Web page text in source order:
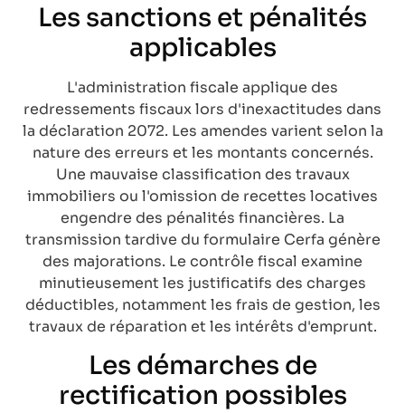
Les sanctions et pénalités
applicables
L'administration fiscale applique des
redressements fiscaux lors d'inexactitudes dans
la déclaration 2072. Les amendes varient selon la
nature des erreurs et les montants concernés.
Une mauvaise classification des travaux
immobiliers ou l'omission de recettes locatives
engendre des pénalités financières. La
transmission tardive du formulaire Cerfa génère
des majorations. Le contrôle fiscal examine
minutieusement les justificatifs des charges
déductibles, notamment les frais de gestion, les
travaux de réparation et les intérêts d'emprunt.
Les démarches de
rectification possibles